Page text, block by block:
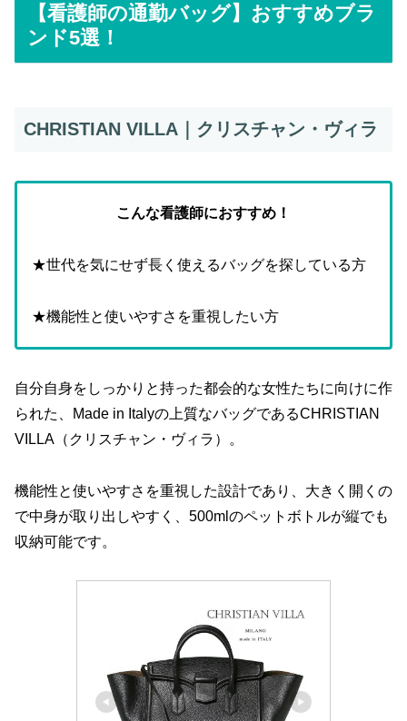
【看護師の通勤バッグ】おすすめブラ
ンド5選！
CHRISTIAN VILLA｜クリスチャン・ヴィラ
こんな看護師におすすめ！
★世代を気にせず長く使えるバッグを探している方
★機能性と使いやすさを重視したい方
自分自身をしっかりと持った都会的な女性たちに向けに作
られた、Made in Italyの上質なバッグであるCHRISTIAN
VILLA（クリスチャン・ヴィラ）。
機能性と使いやすさを重視した設計であり、大きく開くの
で中身が取り出しやすく、500mlのペットボトルが縦でも
収納可能です。